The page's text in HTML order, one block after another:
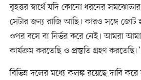
বৃহত্তর স্বার্থে যদি কোনো ধরনের
সেটার জন্য রাজি আছি। কারও সঙ্গে জোট
ওপর বসে বা নির্ভর করে নেই। আমরা
কার্যক্রম করতেছি ও প্রস্তুতি গ্রহণ করতেছি।’
বিভিন্ন দলের মধ্যে কলঙ্ক রয়েছে দাবি